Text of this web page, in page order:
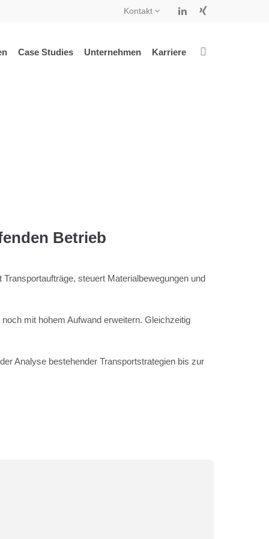
Kontakt
Case Studies Unternehmen Karriere
Betrieb
steuert Materialbewegungen und
mit hohem Aufwand erweitern. Gleichzeitig
Analyse bestehender Transportstrategien bis zur